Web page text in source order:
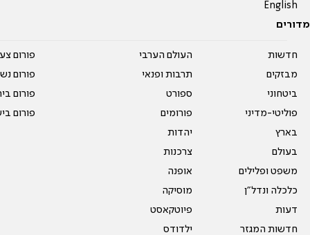
English
מדורים
חדשות
מבזקים
ביטחוני
פוליטי-מדיני
בארץ
בעולם
משפט ופלילים
כלכלה ונדל"ן
דעות
חדשות המגזר
העולם הערבי
תרבות ופנאי
ספורט
פורומים
יהדות
צרכנות
אופנה
מוסיקה
פיוטקאסט
ילדודס
פורום
פורום
פורום
פורום